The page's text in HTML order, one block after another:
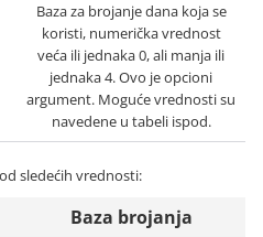
Baza za brojanje dana koja se
koristi, numerička vrednost
veća ili jednaka 0, ali manja ili
jednaka 4. Ovo je opcioni
argument. Moguće vrednosti su
navedene u tabeli ispod.
sledećih vrednosti:
Baza brojanja